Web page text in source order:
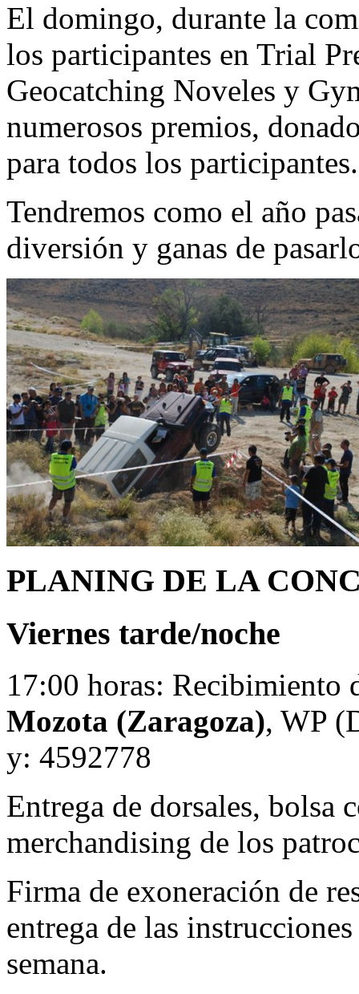
El domingo, durante la
los participantes en Trial
Geocatching Noveles y
numerosos premios,
para todos los participantes.
Tendremos como el año
diversión y ganas de
PLANING DE LA
Viernes tarde/noche
17:00 horas: Recibimiento
Mozota (Zaragoza), WP
y: 4592778
Entrega de dorsales, bolsa
merchandising de los
Firma de exoneración de
entrega de las
semana.